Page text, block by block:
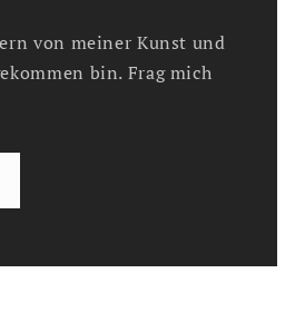
von meiner Kunst und
bin. Frag mich